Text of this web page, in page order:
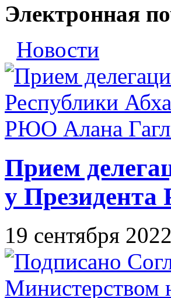
Электронная
Новости
Прием
у
19 сентября